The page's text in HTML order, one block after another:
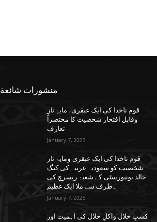
منشورات شائعة
قوم ناخدا کی ایک عبقری، مایۂِ ناز
وقابل افتخار شخصیت کا مختصراً
تعارف
January 7, 2025
قوم ناخدا کی ایک عبقری ومایۂ ناز
شخصیت کو سعودیہ عربیہ کی کنگ
خالد یونیورسٹی کے شعبۂ ریسرچ کی
طرف سے ملا ایک عظیم...
January 7, 2025
کسبِ حلال واکلِ حلال کی اہمیت اور